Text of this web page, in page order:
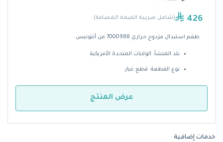
426 (شامل ضريبة القيمة المضافة)
طقم استبدال مزدوج حراري 7000988 من أنتونيس
بلد المنشأ: الولايات المتحدة الأمريكية
نوع القطعة: قطع غيار
عرض المنتج
خدمات إضافية